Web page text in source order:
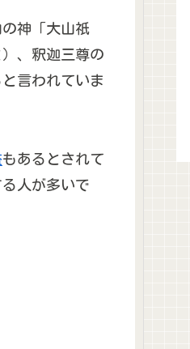
神「大山祇
、釈迦三尊の
言われていま
もあるとされて
人が多いで